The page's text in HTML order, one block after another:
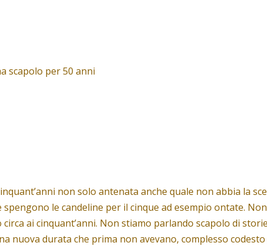
scapolo per 50 anni
non solo antenata anche quale non abbia la
le candeline per il cinque ad esempio ontate.
ai cinquant’anni. Non stiamo parlando scapolo di
nuova durata che prima non avevano, complesso